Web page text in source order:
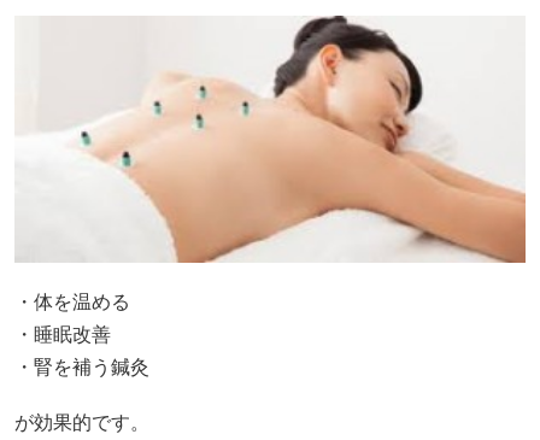
・体を温める
・睡眠改善
・腎を補う鍼灸
が効果的です。